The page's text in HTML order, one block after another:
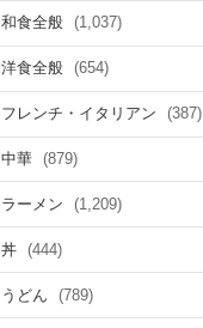
和食全般 (1,037)
洋食全般 (654)
フレンチ・イタリアン (387)
中華 (879)
ラーメン (1,209)
丼 (444)
うどん (789)